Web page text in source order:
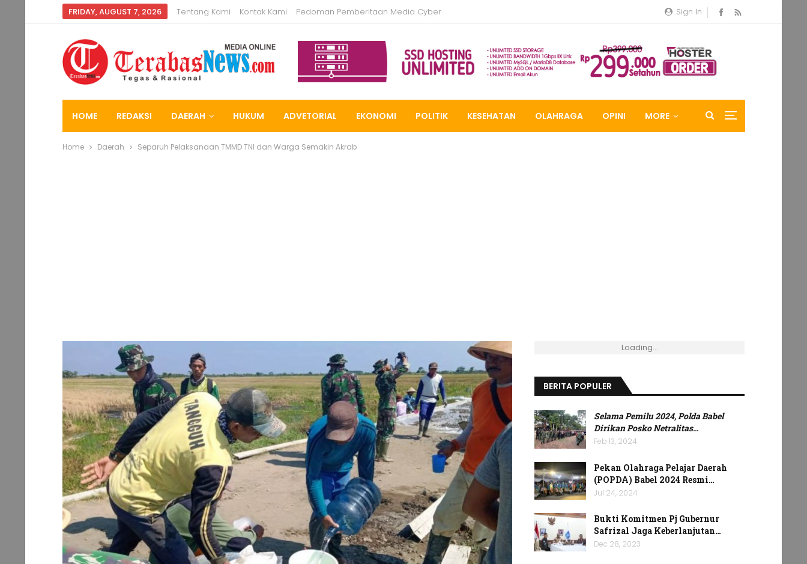
Sign In
FRIDAY, AUGUST 7, 2026 Tentang Kami Kontak Kami Pedoman Pemberitaan Media Cyber
HOME REDAKSI DAERAH HUKUM ADVETORIAL EKONOMI POLITIK KESEHATAN OLAHRAGA OPINI MORE
Home Daerah Separuh Pelaksanaan TMMD TNI dan Warga Semakin Akrab
Loading...
BERITA POPULER
Selama Pemilu 2024, Polda Babel
Dirikan Posko Netralitas…
Feb 13, 2024
Pekan Olahraga Pelajar Daerah
(POPDA) Babel 2024 Resmi…
Jul 24, 2024
Bukti Komitmen Pj Gubernur
Safrizal Jaga Keberlanjutan…
Dec 28, 2023